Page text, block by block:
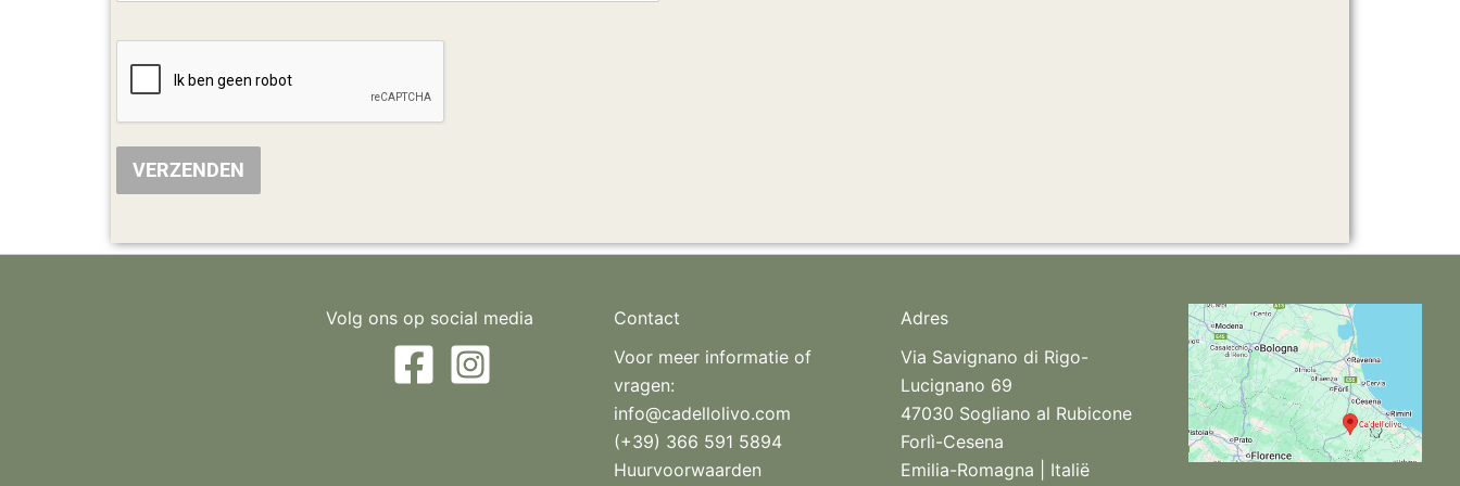
VERZENDEN
Volg ons op social media
Contact
Voor meer informatie of
vragen:
info@cadellolivo.com
(+39) 366 591 5894
Huurvoorwaarden
Adres
Via Savignano di Rigo-
Lucignano 69
47030 Sogliano al Rubicone
Forlì-Cesena
Emilia-Romagna | Italië